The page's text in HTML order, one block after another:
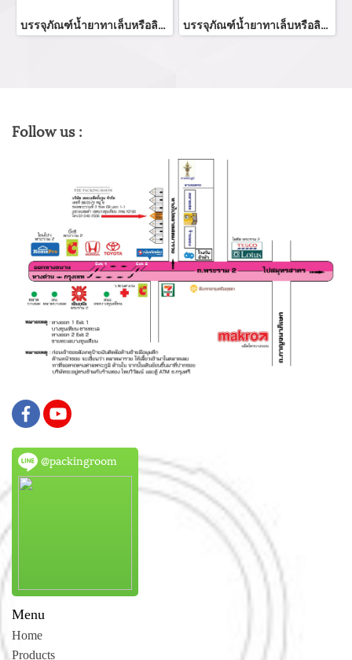
บรรจุภัณฑ์น้ำยาทาเล็บหรือลิปคุชชั่นสีขาวใส บรรจุภัณฑ์น้ำยาทาเล็บหรือลิปคุชชั่นสีขาวใส
Follow us :
@packingroom
Menu
Home
Products